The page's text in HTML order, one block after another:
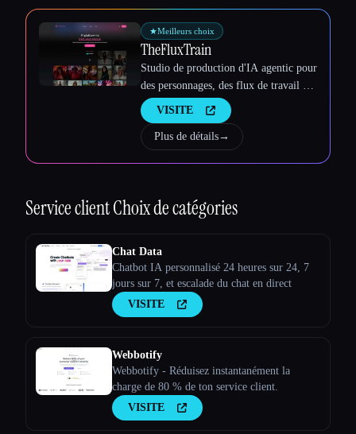
★Meilleurs choix
TheFluxTrain
Studio de production d'IA agentic pour
des personnages, des flux de travail et
des vidéos cohérents
VISITE
Plus de détails→
Service clientChoix de catégories
Chat Data
Chatbot IA personnalisé 24 heures sur 24, 7
jours sur 7, et escalade du chat en direct
VISITE
Webbotify
Webbotify - Réduisez instantanément la
charge de 80 % de ton service client.
VISITE